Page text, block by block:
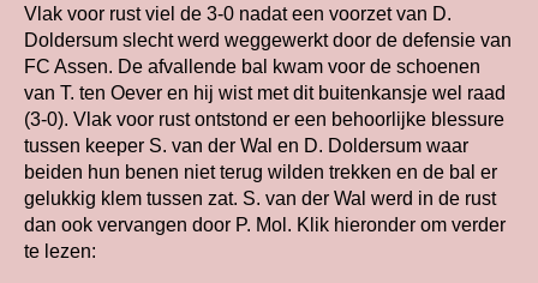
Vlak voor rust viel de 3-0 nadat een voorzet van D.
Doldersum slecht werd weggewerkt door de defensie van
FC Assen. De afvallende bal kwam voor de schoenen
van T. ten Oever en hij wist met dit buitenkansje wel raad
(3-0). Vlak voor rust ontstond er een behoorlijke blessure
tussen keeper S. van der Wal en D. Doldersum waar
beiden hun benen niet terug wilden trekken en de bal er
gelukkig klem tussen zat. S. van der Wal werd in de rust
dan ook vervangen door P. Mol. Klik hieronder om verder
te lezen: